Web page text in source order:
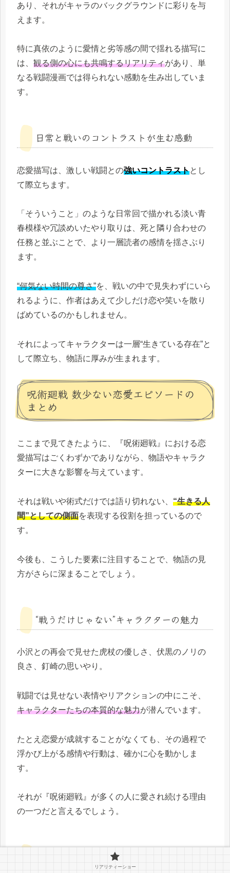
あり、それがキャラのバックグラウンドに彩りを与
えます。
特に真依のように愛情と劣等感の間で揺れる描写に
は、 観る側の心にも共鳴するリアリティがあり、単
なる戦闘漫画では得られない感動を生み出していま
す。
日常と戦いのコントラストが生む感動
恋愛描写は、激しい戦闘との強いコントラストとし
て際立ちます。
「そういうこと」のような日常回で描かれる淡い青
春模様や冗談めいたやり取りは、死と隣り合わせの
任務と並ぶことで、より一層読者の感情を揺さぶり
ます。
“何気ない時間の尊さ”を、戦いの中で見失わずにいら
れるように、作者はあえて少しだけ恋や笑いを散り
ばめているのかもしれません。
それによってキャラクターは一層“生きている存在”と
して際立ち、物語に厚みが生まれます。
呪術廻戦 数少ない恋愛エピソードの
まとめ
ここまで見てきたように、『呪術廻戦』における恋
愛描写はごくわずかでありながら、物語やキャラク
ターに大きな影響を与えています。
それは戦いや術式だけでは語り切れない、 “生きる人
間”としての側面を表現する役割を担っているので
す。
今後も、こうした要素に注目することで、物語の見
方がさらに深まることでしょう。
“戦うだけじゃない”キャラクターの魅力
小沢との再会で見せた虎杖の優しさ、伏黒のノリの
良さ、釘崎の思いやり。
戦闘では見せない表情やリアクションの中にこそ、
キャラクターたちの本質的な魅力が潜んでいます。
たとえ恋愛が成就することがなくても、その過程で
浮かび上がる感情や行動は、確かに心を動かしま
す。
それが『呪術廻戦』が多くの人に愛され続ける理由
の一つだと言えるでしょう。
今後の展開に期待される恋模様の可能性
リアリティーショー